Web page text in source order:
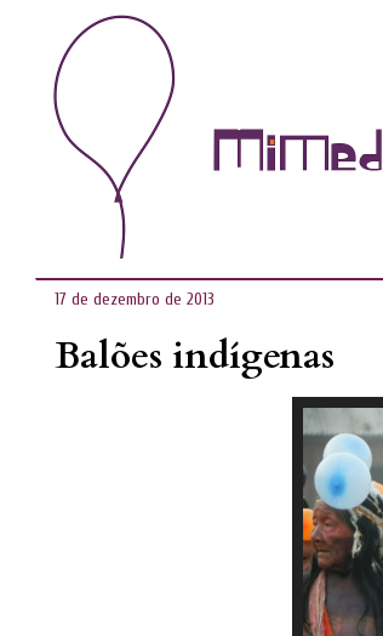
17 de dezembro de 2013
Balões indígenas